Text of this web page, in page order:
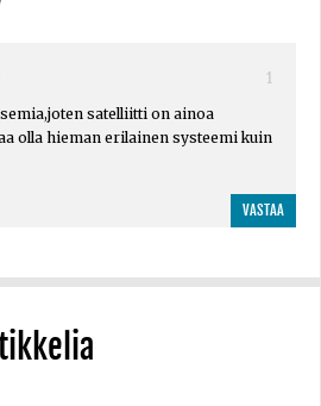
1
satelliitti on ainoa
olla hieman erilainen systeemi kuin
VASTAA